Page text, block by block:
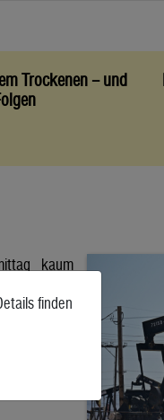
Trockenen – und
kaum
am
als am
Hoffnung
warten
finden